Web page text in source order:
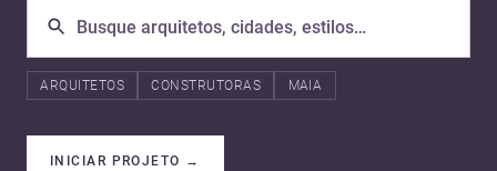
ARQUITETOS CONSTRUTORAS MAIA
INICIAR PROJETO →